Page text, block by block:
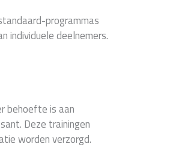
programmas
individuele deelnemers.
behoefte is aan
Deze trainingen
worden verzorgd.